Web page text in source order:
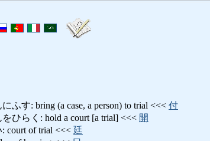
ふす: bring (a case, a person) to trial <<< 付
ひらく: hold a court [a trial] <<< 開
court of trial <<< 廷